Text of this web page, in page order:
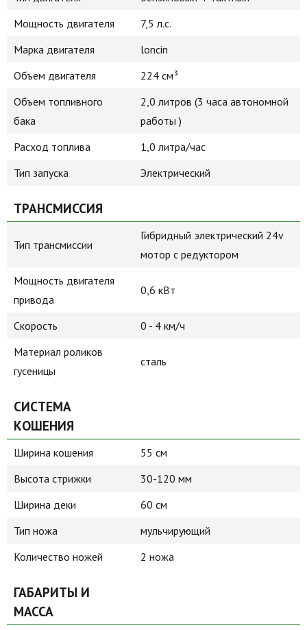
Мощность двигателя
7,5 л.с.
Марка двигателя
loncin
Объем двигателя
224 см³
Объем топливного
бака
2,0 литров (3 часа автономной
работы )
Расход топлива
1,0 литра/час
Тип запуска
Электрический
ТРАНСМИССИЯ
Тип трансмиссии
Гибридный электрический 24v
мотор с редуктором
Мощность двигателя
привода
0,6 кВт
Скорость
0 - 4 км/ч
Материал роликов
гусеницы
сталь
СИСТЕМА
КОШЕНИЯ
Ширина кошения
55 см
Высота стрижки
30-120 мм
Ширина деки
60 см
Тип ножа
мульчирующий
Количество ножей
2 ножа
ГАБАРИТЫ И
МАССА